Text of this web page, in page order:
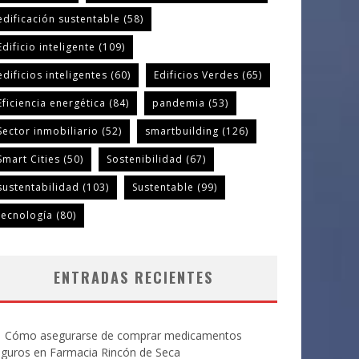
sustentable (58)
inteligente (109)
inteligentes (60) Edificios Verdes (65)
energética (84) pandemia (53)
inmobiliario (52) smartbuilding (126)
Cities (50) Sostenibilidad (67)
(103) Sustentable (99)
(80)
ENTRADAS RECIENTES
Cómo asegurarse de comprar medicamentos
en Farmacia Rincón de Seca